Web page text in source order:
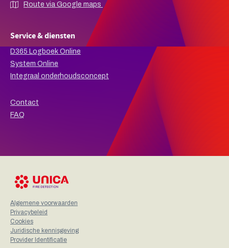
Route via Google maps
Service & diensten
D365 Logboek Online
System Online
Integraal onderhoudsconcept
Contact
FAQ
Algemene voorwaarden
Privacybeleid
Cookies
Juridische kennisgeving
Provider Identificatie